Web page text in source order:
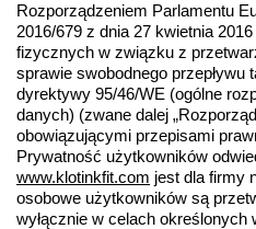
Rozporządzeniem Parlamentu
2016/679 z dnia 27 kwietnia
fizycznych w związku z
sprawie swobodnego przepływu
dyrektywy 95/46/WE (ogólne
danych) (zwane dalej
obowiązującymi przepisami
www.klotinkfit.com jest dla firmy
osobowe użytkowników są
wyłącznie w celach określonych